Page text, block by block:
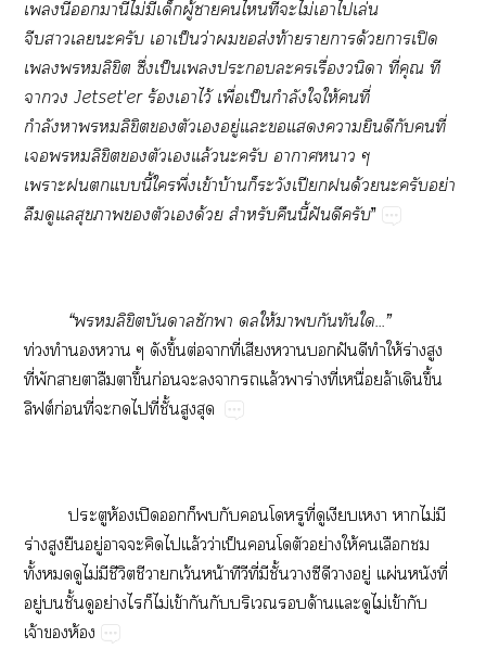
เนี้มานี่ไม่มีเด็กผู้าไที่ะไม่เาไเล่น
จีบาเะครับ เาเป็นว่าส่งท้ายาาด้วยาเปิด
เลิขิต ซึ่งเป็นเะะเรื่องวนิดา ที่คุณ ที
า Jetset'erร้องเาไว้ เพื่อเป็นกำลังใให้คนที่
กำลังาลิขิตตัวเอยู่แะแายินดีกับคนที่
เลิขิตตัวเแล้วะครับ าาา ๆ
เาะแนี้ใพึ่งเข้าบ้านก็ระวังเปียกด้วยะครับอย่า
ลืมดูแลสุขาตัวเด้วย สำหรับคืนนี้ฝันดีครับ”
“ลิขิตบันดาลชักา ให้ากันทันใ...”
ท่วงทำนองา ๆ ดังขึ้นต่อาที่เสียงาฝันดีทำให้ร่างสูง
ที่พักาตาลืมาขึ้นก่อนะาแล้วาร่างที่เหนื่อยล้าเดินขึ้น
ลิฟต์ก่อนที่ะไที่ชั้นสูงสุด
ประตูห้องเปิดก็กับโหรูที่ดูเงียบเา าไม่มี
ร่างสูงยืนอยู่าะคิดไแล้วว่าเป็นโตัวอย่างให้เลือก
ทั้งดูไม่มีชีวิตชีวาเว้นหน้าทีวีที่มีชั้นาซีดีาอยู่ แผ่นหนังที่
อยู่ชั้นดูอย่างไรก็ไม่เข้ากันกับบริเวณด้านแะดูไม่เข้ากับ
เจ้าห้อง